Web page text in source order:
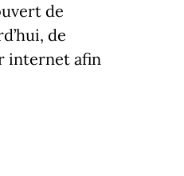
de
de
internet afin